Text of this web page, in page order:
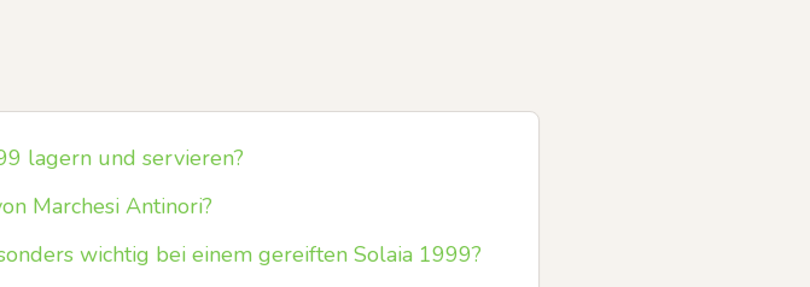
lagern und servieren?
Marchesi Antinori?
wichtig bei einem gereiften Solaia 1999?